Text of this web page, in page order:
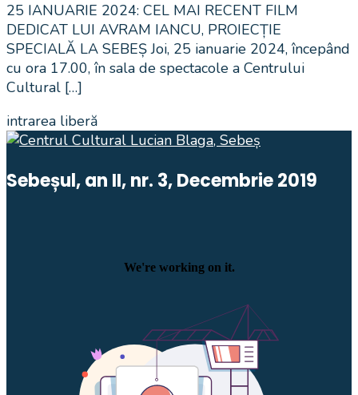
25 IANUARIE 2024: CEL MAI RECENT FILM
DEDICAT LUI AVRAM IANCU, PROIECȚIE
SPECIALĂ LA SEBEȘ Joi, 25 ianuarie 2024, începând
cu ora 17.00, în sala de spectacole a Centrului
Cultural […]
intrarea liberă
Sebeșul, an II, nr. 3, Decembrie 2019